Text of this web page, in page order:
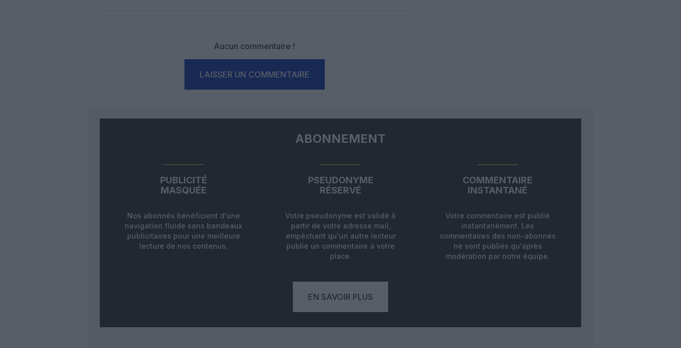
Aucun commentaire !
LAISSER UN COMMENTAIRE
ABONNEMENT
PUBLICITÉ
MASQUÉE
Nos abonnés bénéficient d'une
navigation fluide sans bandeaux
publicitaires pour une meilleure
lecture de nos contenus.
PSEUDONYME
RÉSERVÉ
Votre pseudonyme est validé à
partir de votre adresse mail,
empêchant qu'un autre lecteur
publie un commentaire à votre
place.
COMMENTAIRE
INSTANTANÉ
Votre commentaire est publié
instantanément. Les
commentaires des non-abonnés
ne sont publiés qu'après
modération par notre équipe.
EN SAVOIR PLUS